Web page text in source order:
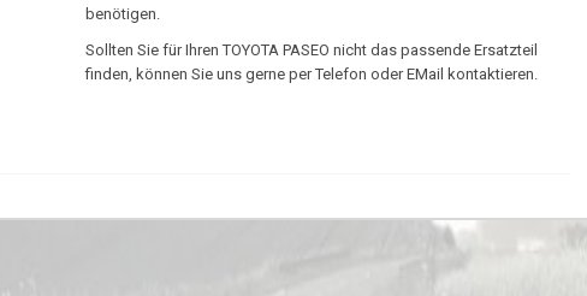
benötigen.
Sollten Sie für Ihren TOYOTA PASEO nicht das passende Ersatzteil
finden, können Sie uns gerne per Telefon oder EMail kontaktieren.